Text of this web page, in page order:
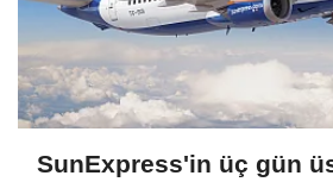
SunExpress'in üç gün